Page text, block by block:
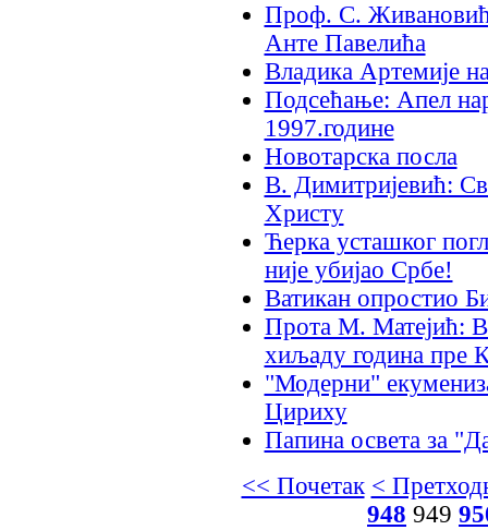
Проф. С. Живановић:
Анте Павелића
Владика Артемије
Подсећање: Апел
1997.године
Новотарска посла
В. Димитријевић:
Христу
Ћерка усташког
није убијао Србе!
Ватикан опростио
Прота М. Матејић:
хиљаду година пре
"Модерни"
Цириху
Папина освета за
<< Почетак <
948 949